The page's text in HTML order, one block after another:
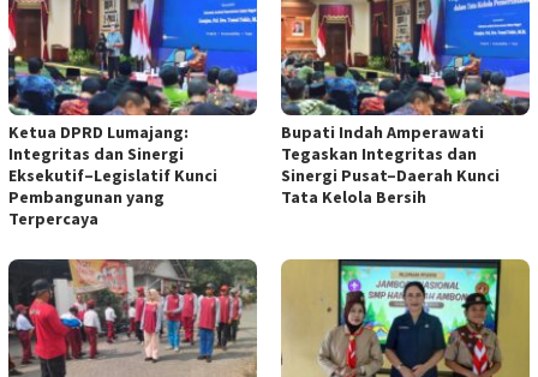
Ketua DPRD Lumajang:
Integritas dan Sinergi
Eksekutif–Legislatif Kunci
Pembangunan yang
Terpercaya
Bupati Indah Amperawati
Tegaskan Integritas dan
Sinergi Pusat–Daerah Kunci
Tata Kelola Bersih